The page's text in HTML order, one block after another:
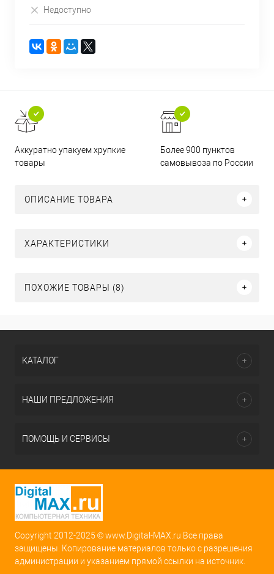
Недоступно
Аккуратно упакуем хрупкие
товары
Более 900 пунктов
самовывоза по России
ОПИСАНИЕ ТОВАРА
ХАРАКТЕРИСТИКИ
ПОХОЖИЕ ТОВАРЫ (8)
КАТАЛОГ
НАШИ ПРЕДЛОЖЕНИЯ
ПОМОЩЬ И СЕРВИСЫ
Copyright 2012-2025 © www.Digital-MAX.ru Все права
защищены. Копирование материалов только с разрешения
администрации и указанием прямой ссылки на источник.